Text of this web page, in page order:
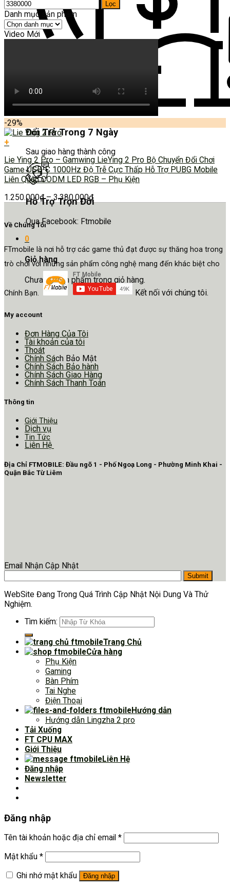
Đổi Trả Trong 7 Ngày
Sau giao hàng thành công
Hỗ Trợ Trọn Đời
Qua Facebook: Ftmobile
0
Giỏ hàng
Chưa có sản phẩm trong giỏ hàng.
Lọc
Danh mục sản phẩm
Video Mới
-29%
+
Lie Ying 2 Pro – Gamwing LieYing 2 Pro Bộ Chuyển Đổi Chơi
Game USB-C 1000Hz Độ Trễ Cực Thấp Hỗ Trợ PUBG Mobile
Liên Quân CODM LED RGB – Phụ Kiện
1.250.000₫–3.380.000₫
Về Chúng Tôi
FTmobile là nơi hỗ trợ các game thủ đạt được sự thăng hoa trong
trò chơi với những sản phẩm công nghệ mang đến khác biệt cho
Chính Bạn. Kết nối với chúng tôi.
My account
Đơn Hàng Của Tôi
Tài khoản của tôi
Thoát
Chính Sách Bảo Mật
Chính Sách Bảo hành
Chính Sách Giao Hàng
Chính Sách Thanh Toán
Thông tin
Giới Thiệu
Dịch vụ
Tin Tức
Liên Hệ
Địa Chỉ FTMOBILE: Đầu ngõ 1 - Phố Ngoạ Long - Phường Minh Khai -
Quận Bắc Từ Liêm
Email Nhận Cập Nhật
WebSite Đang Trong Quá Trình Cập Nhật Nội Dung Và Thử
Nghiệm.
Tìm kiếm:
Trang Chủ
Cửa hàng
Phụ Kiện
Gaming
Bàn Phím
Tai Nghe
Điện Thoại
Hướng dẫn
Hướng dẫn Lingzha 2 pro
Tải Xuống
FT CPU MAX
Giới Thiệu
Liên Hệ
Đăng nhập
Newsletter
Đăng nhập
Tên tài khoản hoặc địa chỉ email *
Mật khẩu *
Ghi nhớ mật khẩu
Đăng nhập